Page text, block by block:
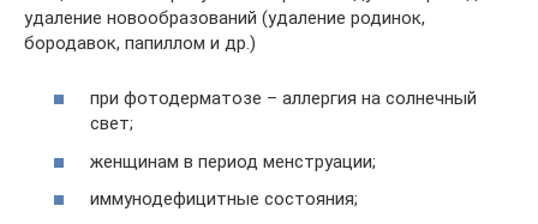
удаление новообразований (удаление родинок,
бородавок, папиллом и др.)
при фотодерматозе – аллергия на солнечный
свет;
женщинам в период менструации;
иммунодефицитные состояния;